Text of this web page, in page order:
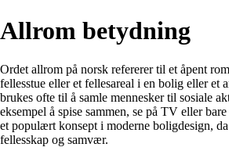
Allrom betydning
Ordet allrom på norsk refererer til et åpent
fellesstue eller et fellesareal i en bolig eller et
brukes ofte til å samle mennesker til sosiale
eksempel å spise sammen, se på TV eller
et populært konsept i moderne boligdesign,
fellesskap og samvær.